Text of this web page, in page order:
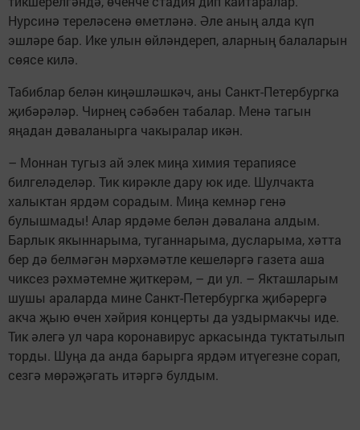
Нурсинә тереләсенә өметләнә. Әле аның алда күп
эшләре бар. Ике улын өйләндереп, аларның балаларын
сөясе килә.
Табиблар белән киңәшләшкәч, аны Санкт-Петербургка
җибәрәләр. Чирнең сәбәбен табалар. Менә тагын
яңадан дәваланырга чакыралар икән.
– Моннан тугыз ай элек миңа химия терапиясе
билгеләделәр. Тик кирәкле дару юк иде. Шулчакта
халыктан ярдәм сорадым. Миңа кемнәр генә
булышмады! Алар ярдәме белән дәвалана алдым.
Барлык якыннарыма, туганнарыма, дусларыма, хәтта
бер дә белмәгән мәрхәмәтле кешеләргә газета аша
чиксез рәхмәтемне җиткерәм, – ди ул. – Якташларым
шушы араларда мине Санкт-Петербургка җибәрергә
акча җыю өчен хәйрия концерты да уздырмакчы иде.
Тик әлегә ул чара коронавирус аркасында туктатылып
торды. Шуңа да анда барырга ярдәм итүегезне сорап,
сезгә мөрәҗәгать итәргә булдым.